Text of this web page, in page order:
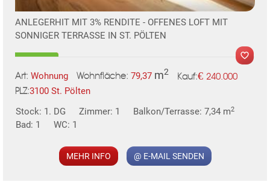
ANLEGERHIT MIT 3% RENDITE - OFFENES LOFT MIT
SONNIGER TERRASSE IN ST. PÖLTEN
Art: Wohnung Wohnfläche: 79,37 m2 Kauf:€ 240.000
PLZ:3100 St. Pölten
Stock: 1. DG
Zimmer: 1 Balkon/Terrasse: 7,34 m2
Bad: 1 WC: 1
MEHR INFO @ E-MAIL SENDEN